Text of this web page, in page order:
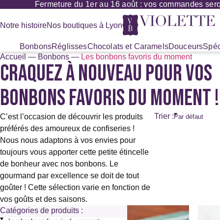
Fermeture du 1er au 16 août : vos commandes
Notre histoireNos boutiques à Lyon
BonbonsRéglissesChocolats et CaramelsDouceurs
Accueil — Bonbons — Les bonbons favoris du moment
CRAQUEZ À NOUVEAU POUR VOS
BONBONS FAVORIS DU MOMENT !
C’est l’occasion de découvrir les produits
préférés des amoureux de confiseries !
Nous nous adaptons à vos envies pour
toujours vous apporter cette petite étincelle
de bonheur avec nos bonbons. Le
gourmand par excellence se doit de tout
goûter ! Cette sélection varie en fonction de
vos goûts et des saisons.
Trier :
Catégories de produits :
Panneau de gestion des cookies